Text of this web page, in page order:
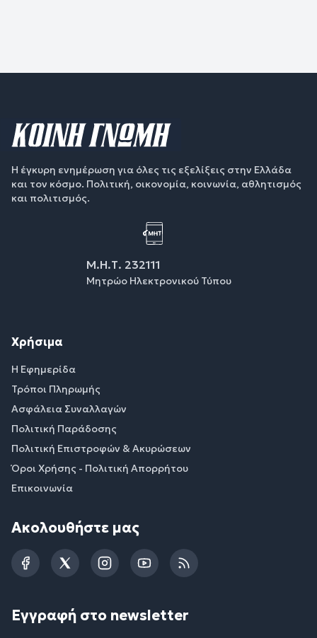
Η έγκυρη ενημέρωση για όλες τις εξελίξεις στην Ελλάδα
και τον κόσμο. Πολιτική, οικονομία, κοινωνία, αθλητισμός
και πολιτισμός.
Μ.Η.Τ. 232111
Μητρώο Ηλεκτρονικού Τύπου
Χρήσιμα
Η Εφημερίδα
Τρόποι Πληρωμής
Ασφάλεια Συναλλαγών
Πολιτική Παράδοσης
Πολιτική Επιστροφών & Ακυρώσεων
Όροι Χρήσης - Πολιτική Απορρήτου
Επικοινωνία
Ακολουθήστε μας
FacebookTwitterInstagramYouTubeRSS
Εγγραφή στο newsletter